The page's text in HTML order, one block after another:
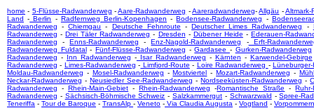
home - 5-Flüsse-Radwanderweg -Aare-Radwanderweg -Aareradwanderweg-Allgäu -Altmark-
Land - Berlin - Radfernweg Berlin-Kopenhagen -Bodensee-Radwanderweg -
Radwanderweg -Chiemgau - Deutsche Fehnroute -Deutscher Limes Radwanderweg -
Radwanderweg -Drei Täler Radwanderweg - Dresden - Dübener Heide -Ederauen-
Radwanderweg -Enns-Radwanderweg -Enz-Nagold-Radwanderweg -Erft-
Radwanderweg Fuldatal- Fünf-Flüsse-Radwanderweg -Gardasee - Gurken-Radwanderweg
Radwanderweg - Inn Radwanderweg -Isar Radwanderweg - Kärnten - Karwendel-Gebirge
Radwanderweg - Limes-Radwanderweg - Limfjord-Route - Loire Radwanderweg -
Moldau-Radwanderweg - Mosel-Radwanderweg -Mostviertel -Mozart-Radwanderweg -
Neckar-Radwanderweg -Neusiedler See-Radwanderweg -Nordseeküsten-Radwanderweg -
Radwanderweg -Rhein-Main-Gebiet -Rhein-Radwanderweg -Romantische Straße -
Radwanderweg - Sächsisch-Böhmische Schweiz -Salzkammergut - Schwarzwald -Spree-
Teneriffa - Tour de Baroque - TransAlp - Veneto - Via Claudia Augusta - Vogtland - Vorpommern